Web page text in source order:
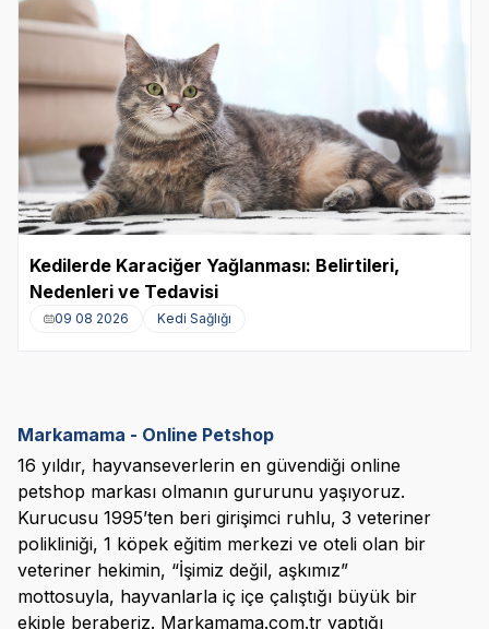
Kedilerde Karaciğer Yağlanması: Belirtileri,
Nedenleri ve Tedavisi
09 08 2026 Kedi Sağlığı
Markamama - Online Petshop
16 yıldır, hayvanseverlerin en güvendiği online
petshop markası olmanın gururunu yaşıyoruz.
Kurucusu 1995’ten beri girişimci ruhlu, 3 veteriner
polikliniği, 1 köpek eğitim merkezi ve oteli olan bir
veteriner hekimin, “İşimiz değil, aşkımız”
mottosuyla, hayvanlarla iç içe çalıştığı büyük bir
ekiple beraberiz. Markamama.com.tr yaptığı